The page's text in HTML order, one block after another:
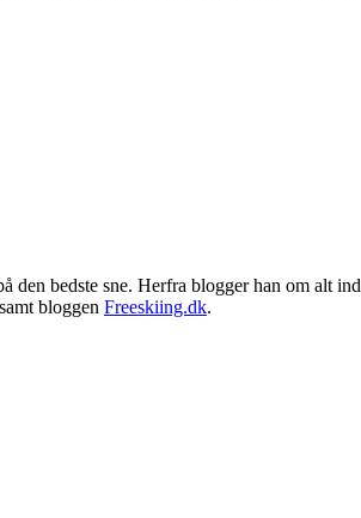
bedste sne. Herfra blogger han om alt
samt bloggen Freeskiing.dk.